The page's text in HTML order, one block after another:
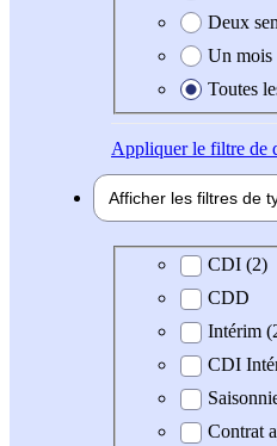
Deux
Un mois
Toutes
Appliquerle filtre de
Afficher les filtres de
Type de contrat
CDI (2)
CDD
Intérim
CDI
Contrat